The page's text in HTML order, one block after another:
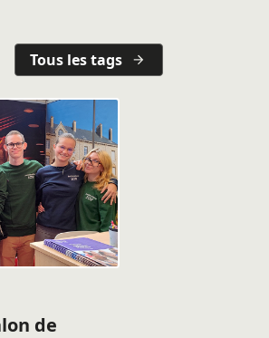
Tous les tags
de